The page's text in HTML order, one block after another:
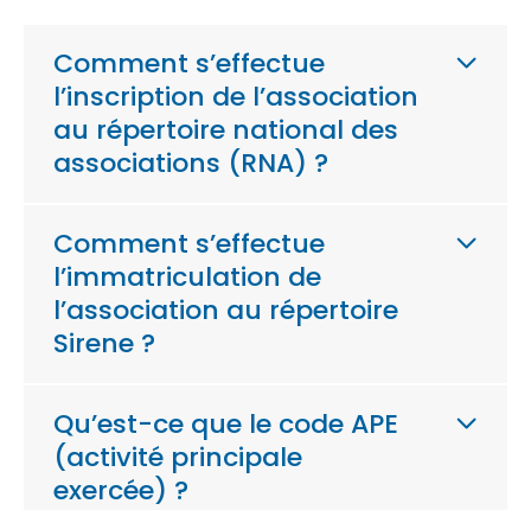
Comment s’effectue
l’inscription de l’association
au répertoire national des
associations (RNA) ?
Comment s’effectue
l’immatriculation de
l’association au répertoire
Sirene ?
Qu’est-ce que le code APE
(activité principale
exercée) ?